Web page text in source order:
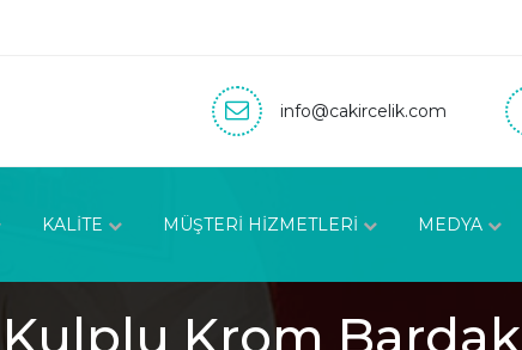
info@cakircelik.com
KALİTE MÜŞTERİ HİZMETLERİ MEDYA
Kulplu Krom Bardak